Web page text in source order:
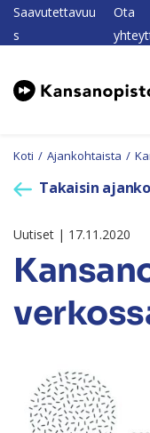
Saavutettavuu
s
Ota
Koti / Ajankohtaista /
Takaisin
Uutiset | 17.11.2020